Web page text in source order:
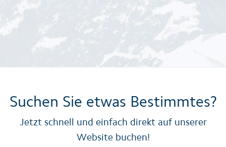
Suchen Sie etwas Bestimmtes?
Jetzt schnell und einfach direkt auf unserer
Website buchen!